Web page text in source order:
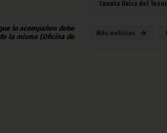
lo acompañen debe
la misma (Oficina de
Cuenta Única del
Más noticias